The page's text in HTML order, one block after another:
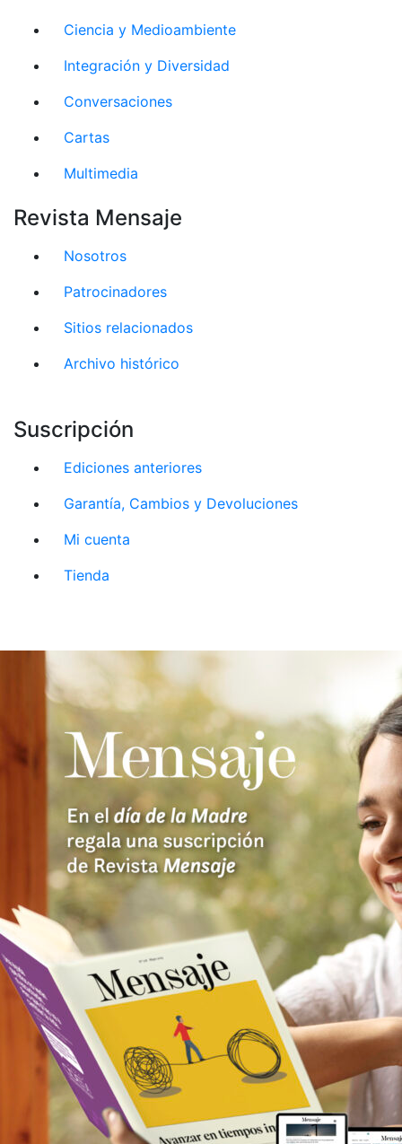
Ciencia y Medioambiente
Integración y Diversidad
Conversaciones
Cartas
Multimedia
Revista Mensaje
Nosotros
Patrocinadores
Sitios relacionados
Archivo histórico
Suscripción
Ediciones anteriores
Garantía, Cambios y Devoluciones
Mi cuenta
Tienda